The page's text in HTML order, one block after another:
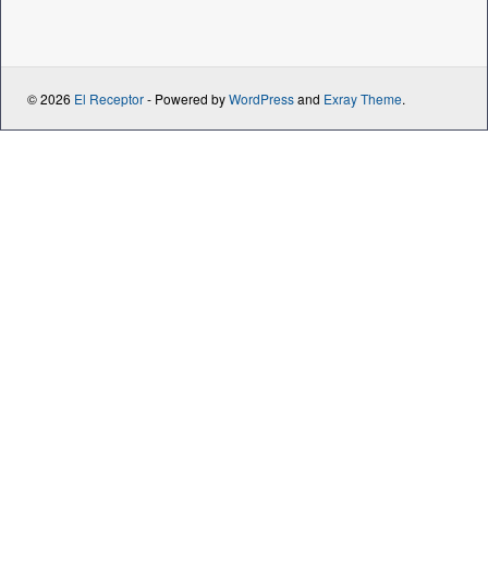
© 2026 El Receptor- Powered byWordPressand Exray Theme.